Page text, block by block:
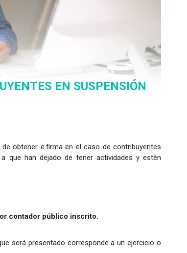
EN SUSPENSIÓN
obtener e.firma en el caso de contribuyentes
que han dejado de tener actividades y estén
contador público inscrito.
será presentado corresponde a un ejercicio o